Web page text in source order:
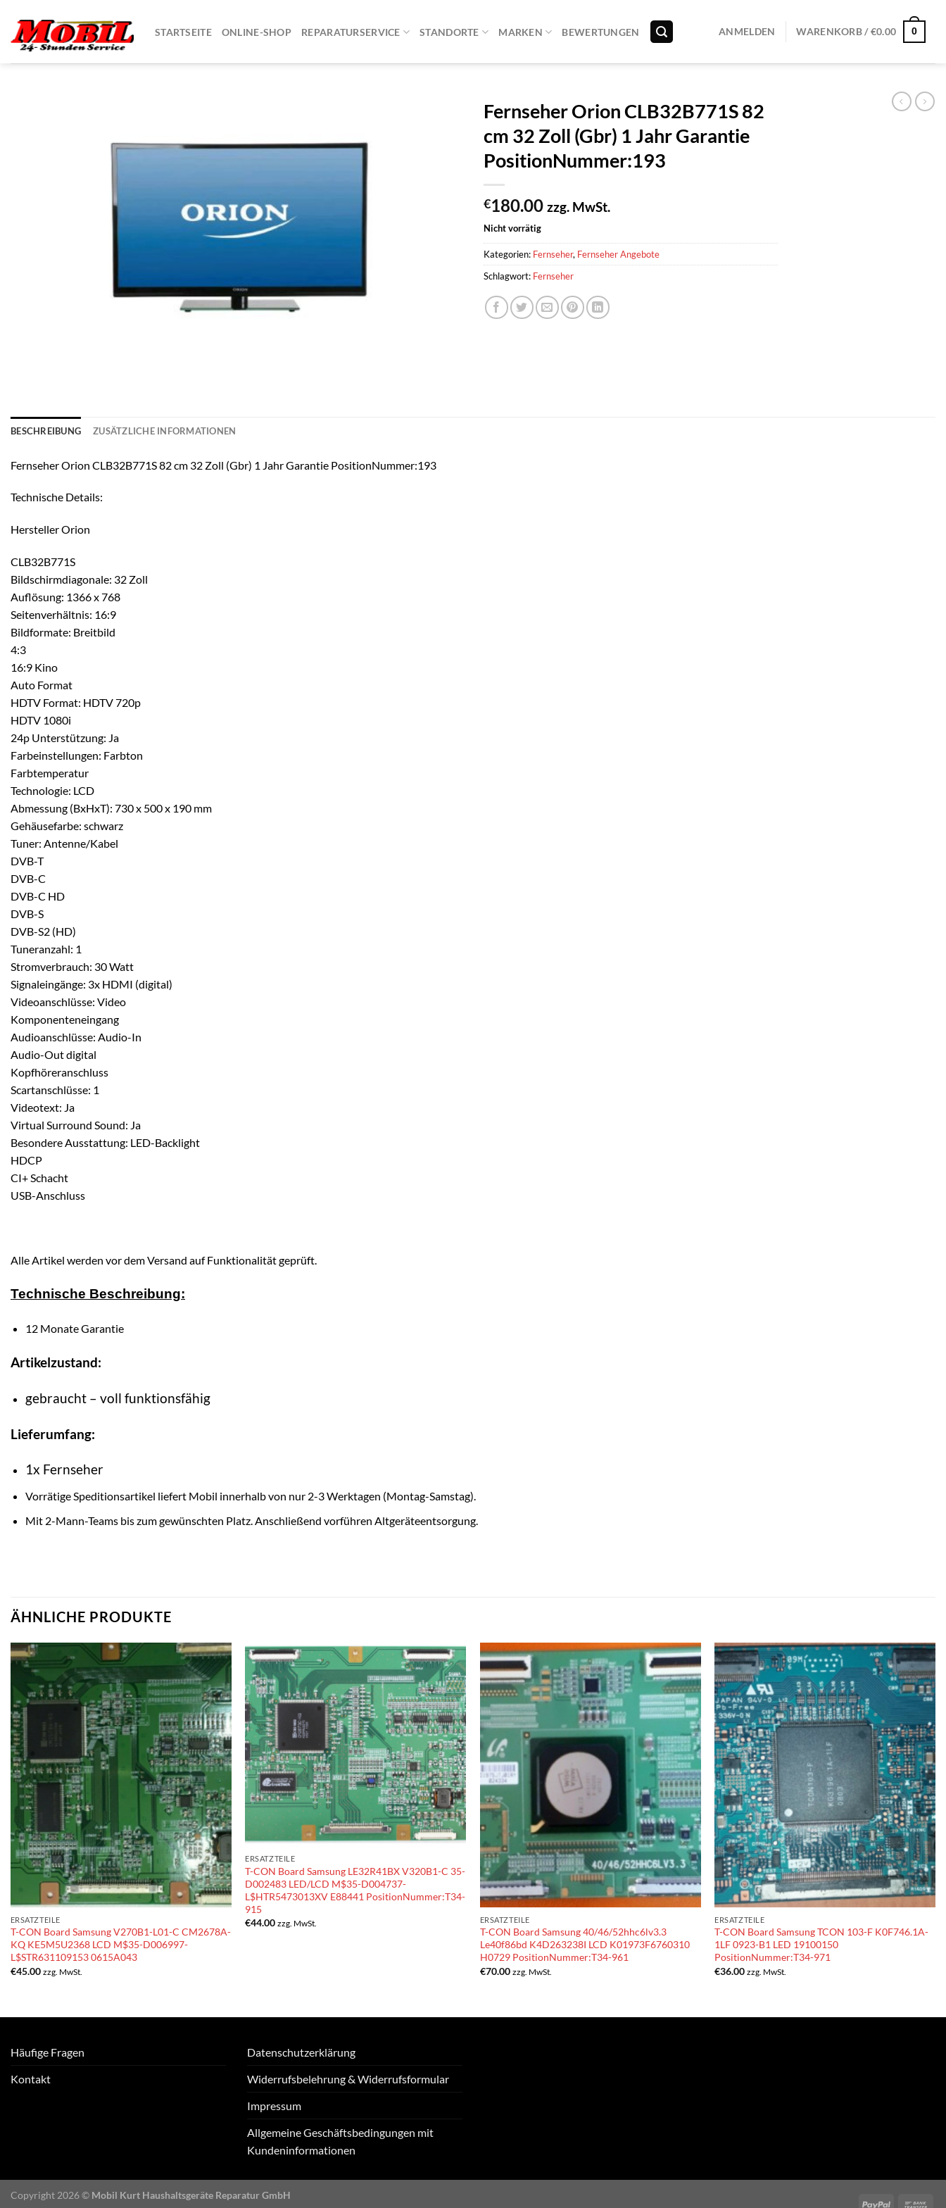
Inhalt
springen
STARTSEITE ONLINE-SHOP REPARATURSERVICE STANDORTE MARKEN BEWERTUNGEN ANMELDEN WARENKORB /€0.00 0
Fernseher Orion CLB32B771S 82
cm 32 Zoll (Gbr) 1 Jahr Garantie
PositionNummer:193
€180.00 zzg. MwSt.
Nicht vorrätig
Kategorien: Fernseher, Fernseher Angebote
Schlagwort: Fernseher
BESCHREIBUNG ZUSÄTZLICHE INFORMATIONEN
Fernseher Orion CLB32B771S 82 cm 32 Zoll (Gbr) 1 Jahr Garantie PositionNummer:193
Technische Details:
Hersteller Orion
CLB32B771S
Bildschirmdiagonale: 32 Zoll
Auflösung: 1366 x 768
Seitenverhältnis: 16:9
Bildformate: Breitbild
4:3
16:9 Kino
Auto Format
HDTV Format: HDTV 720p
HDTV 1080i
24p Unterstützung: Ja
Farbeinstellungen: Farbton
Farbtemperatur
Technologie: LCD
Abmessung (BxHxT): 730 x 500 x 190 mm
Gehäusefarbe: schwarz
Tuner: Antenne/Kabel
DVB-T
DVB-C
DVB-C HD
DVB-S
DVB-S2 (HD)
Tuneranzahl: 1
Stromverbrauch: 30 Watt
Signaleingänge: 3x HDMI (digital)
Videoanschlüsse: Video
Komponenteneingang
Audioanschlüsse: Audio-In
Audio-Out digital
Kopfhöreranschluss
Scartanschlüsse: 1
Videotext: Ja
Virtual Surround Sound: Ja
Besondere Ausstattung: LED-Backlight
HDCP
CI+ Schacht
USB-Anschluss
Alle Artikel werden vor dem Versand auf Funktionalität geprüft.
Technische Beschreibung:
12 Monate Garantie
Artikelzustand:
gebraucht – voll funktionsfähig
Lieferumfang:
1x Fernseher
Vorrätige Speditionsartikel liefert Mobil innerhalb von nur 2-3 Werktagen (Montag-Samstag).
Mit 2-Mann-Teams bis zum gewünschten Platz. Anschließend vorführen Altgeräteentsorgung.
ÄHNLICHE PRODUKTE
ERSATZTEILE
T-CON Board Samsung V270B1-L01-C CM2678A-
KQ KE5M5U2368 LCD M$35-D006997-
L$STR631109153 0615A043
€45.00 zzg. MwSt.
ERSATZTEILE
T-CON Board Samsung LE32R41BX V320B1-C 35-
D002483 LED/LCD M$35-D004737-
L$HTR5473013XV E88441 PositionNummer:T34-
915
€44.00 zzg. MwSt. ERSATZTEILE
T-CON Board Samsung 40/46/52hhc6lv3.3
Le40f86bd K4D263238I LCD K01973F6760310
H0729 PositionNummer:T34-961
€70.00 zzg. MwSt.
ERSATZTEILE
T-CON Board Samsung TCON 103-F K0F746.1A-
1LF 0923-B1 LED 19100150
PositionNummer:T34-971
€36.00 zzg. MwSt.
Häufige Fragen
Kontakt
Datenschutzerklärung
Widerrufsbelehrung & Widerrufsformular
Impressum
Allgemeine Geschäftsbedingungen mit
Kundeninformationen
Copyright 2026 © Mobil Kurt Haushaltsgeräte Reparatur GmbH